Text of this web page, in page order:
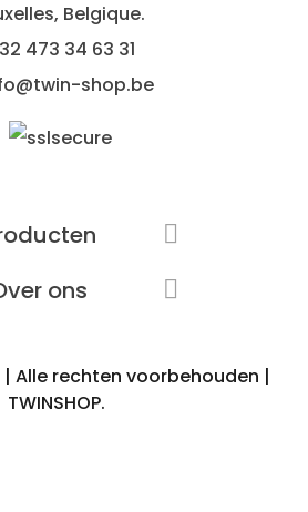
Belgique.
473 34 63 31
shop.be

ons 
Alle rechten voorbehouden |
TWINSHOP.